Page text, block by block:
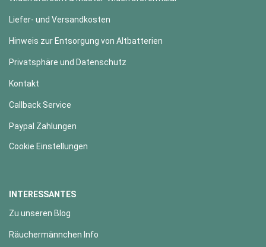
Liefer- und Versandkosten
Hinweis zur Entsorgung von Altbatterien
Privatsphäre und Datenschutz
Kontakt
Callback Service
Paypal Zahlungen
Cookie Einstellungen
INTERESSANTES
Zu unseren Blog
Räuchermännchen Info